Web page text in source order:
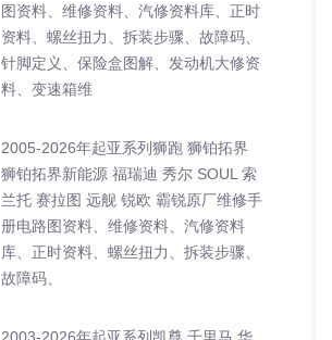
图资料、维修资料、汽修资料库、正时
资料、螺丝扭力、拆装步骤、故障码、
针脚定义、保险盒图解、发动机大修资
料、变速箱维
2005-2026年起亚系列狮跑 狮铂拓界
狮铂拓界新能源 福瑞迪 秀尔 SOUL 索
兰托 赛拉图 远舰 锐欧 霸锐原厂维修手
册电路图资料、维修资料、汽修资料
库、正时资料、螺丝扭力、拆装步骤、
故障码、
2003-2026年起亚系列凯尊 千里马 华